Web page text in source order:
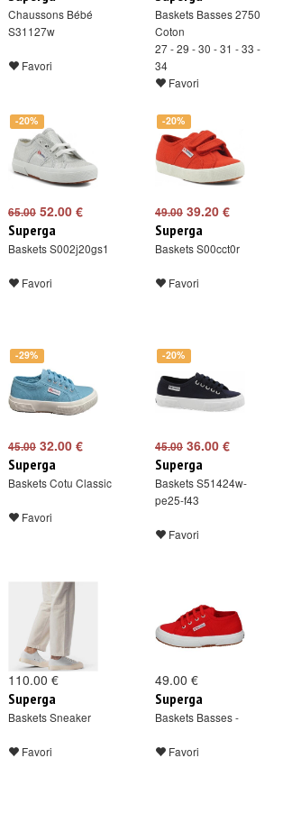
Chaussons Bébé
S31127w
Favori
Baskets Basses 2750
Coton
27 - 29 - 30 - 31 - 33 -
34
Favori
-20%
65.00 52.00 €
Superga
Baskets S002j20gs1
Favori
-20%
49.00 39.20 €
Superga
Baskets S00cct0r
Favori
-29%
45.00 32.00 €
Superga
Baskets Cotu Classic
Favori
-20%
45.00 36.00 €
Superga
Baskets S51424w-
pe25-f43
Favori
110.00 €
Superga
Baskets Sneaker
Favori
49.00 €
Superga
Baskets Basses -
Favori